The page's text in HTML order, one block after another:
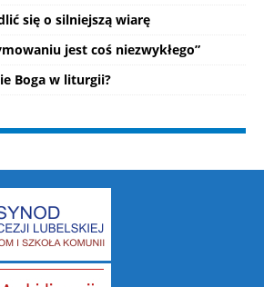
się o silniejszą wiarę
jest coś niezwykłego”
Boga w liturgii?